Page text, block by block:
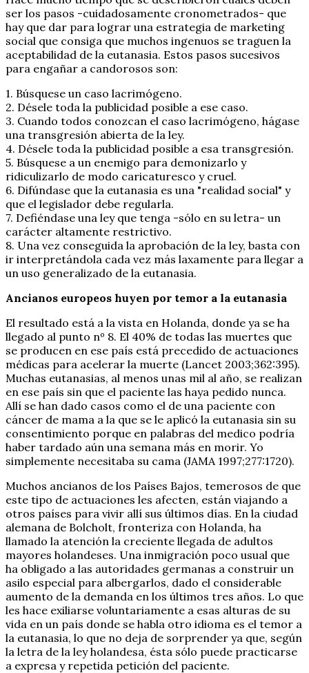
ser los pasos -cuidadosamente cronometrados- que
hay que dar para lograr una estrategia de marketing
social que consiga que muchos ingenuos se traguen la
aceptabilidad de la eutanasia. Estos pasos sucesivos
para engañar a candorosos son:
1. Búsquese un caso lacrimógeno.
2. Désele toda la publicidad posible a ese caso.
3. Cuando todos conozcan el caso lacrimógeno, hágase
una transgresión abierta de la ley.
4. Désele toda la publicidad posible a esa transgresión.
5. Búsquese a un enemigo para demonizarlo y
ridiculizarlo de modo caricaturesco y cruel.
6. Difúndase que la eutanasia es una "realidad social" y
que el legislador debe regularla.
7. Defiéndase una ley que tenga -sólo en su letra- un
carácter altamente restrictivo.
8. Una vez conseguida la aprobación de la ley, basta con
ir interpretándola cada vez más laxamente para llegar a
un uso generalizado de la eutanasia.
Ancianos europeos huyen por temor a la eutanasia
El resultado está a la vista en Holanda, donde ya se ha
llegado al punto nº 8. El 40% de todas las muertes que
se producen en ese país está precedido de actuaciones
médicas para acelerar la muerte (Lancet 2003;362:395).
Muchas eutanasias, al menos unas mil al año, se realizan
en ese país sin que el paciente las haya pedido nunca.
Allí se han dado casos como el de una paciente con
cáncer de mama a la que se le aplicó la eutanasia sin su
consentimiento porque en palabras del medico podría
haber tardado aún una semana más en morir. Yo
simplemente necesitaba su cama (JAMA 1997;277:1720).
Muchos ancianos de los Países Bajos, temerosos de que
este tipo de actuaciones les afecten, están viajando a
otros países para vivir allí sus últimos días. En la ciudad
alemana de Bolcholt, fronteriza con Holanda, ha
llamado la atención la creciente llegada de adultos
mayores holandeses. Una inmigración poco usual que
ha obligado a las autoridades germanas a construir un
asilo especial para albergarlos, dado el considerable
aumento de la demanda en los últimos tres años. Lo que
les hace exiliarse voluntariamente a esas alturas de su
vida en un país donde se habla otro idioma es el temor a
la eutanasia, lo que no deja de sorprender ya que, según
la letra de la ley holandesa, ésta sólo puede practicarse
a expresa y repetida petición del paciente.